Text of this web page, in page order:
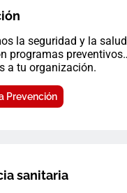
la seguridad y la salud
programas preventivos
a tu organización.
Prevención
sanitaria